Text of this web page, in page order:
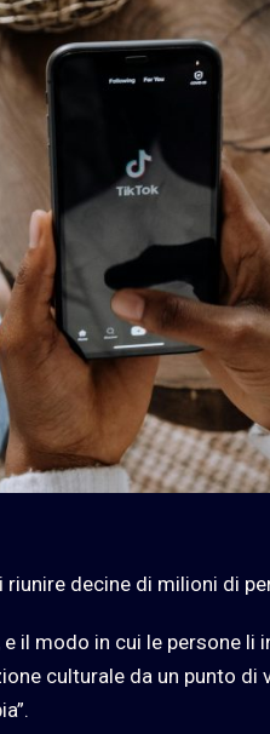
decine di milioni di
e il modo in cui le persone
culturale da un punto